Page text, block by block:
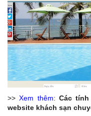
>>Xem thêm: Các
website khách sạn